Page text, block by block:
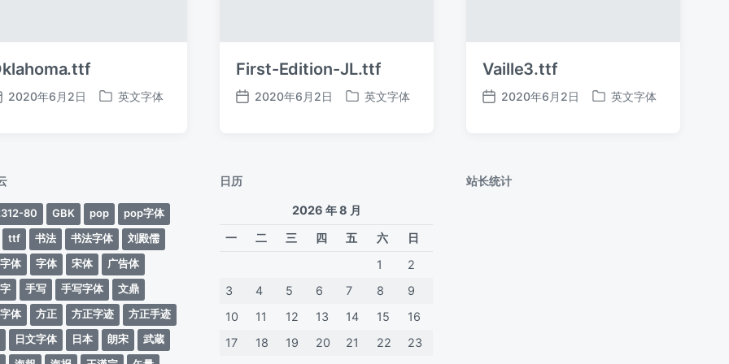
2020年6月2日
发
英文字体
First-Edition-JL.ttf
发
2020年6月2日
发
英文字体
Vaille3.ttf
发
2020年6月2日
发
英文字体
80 GBK pop
pop字体
ttf
书法 书法字体
刘殿儒
体
字体 宋体
广告体
手写 手写字体
文鼎
体
方正 方正字迹
方正手迹
日文字体 日本 朗宋
武蔵
日历
2026 年 8 月
一
二 三 四 五 六
日
1
2
3
4 5 6 7 8
9
10
11 12 13 14 15
16
17
18 19 20 21 22
23
站长统计